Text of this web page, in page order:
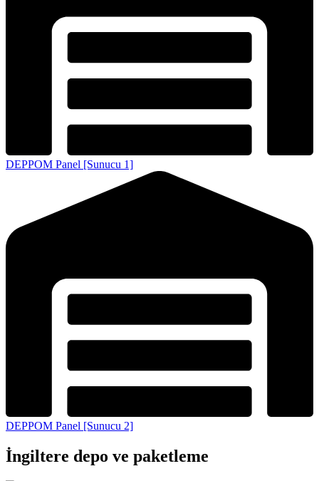
DEPPOM Panel [Sunucu 1]
DEPPOM Panel [Sunucu 2]
İngiltere depo ve paketleme